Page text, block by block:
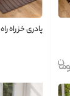
پادری خز راه راه